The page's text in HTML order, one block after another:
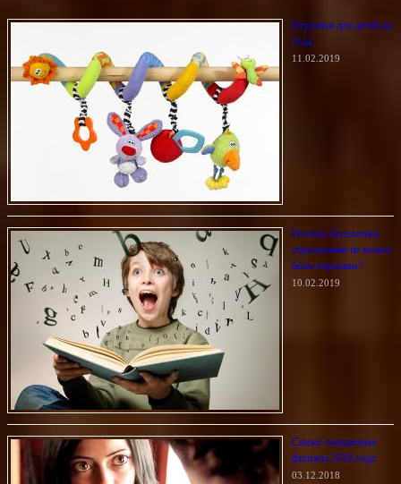
Игрушки для детей до
года
11.02.2019
Почему бесплатное
образование не может
быть хорошим?
10.02.2019
Самые ожидаемые
фильмы 2019 года
03.12.2018